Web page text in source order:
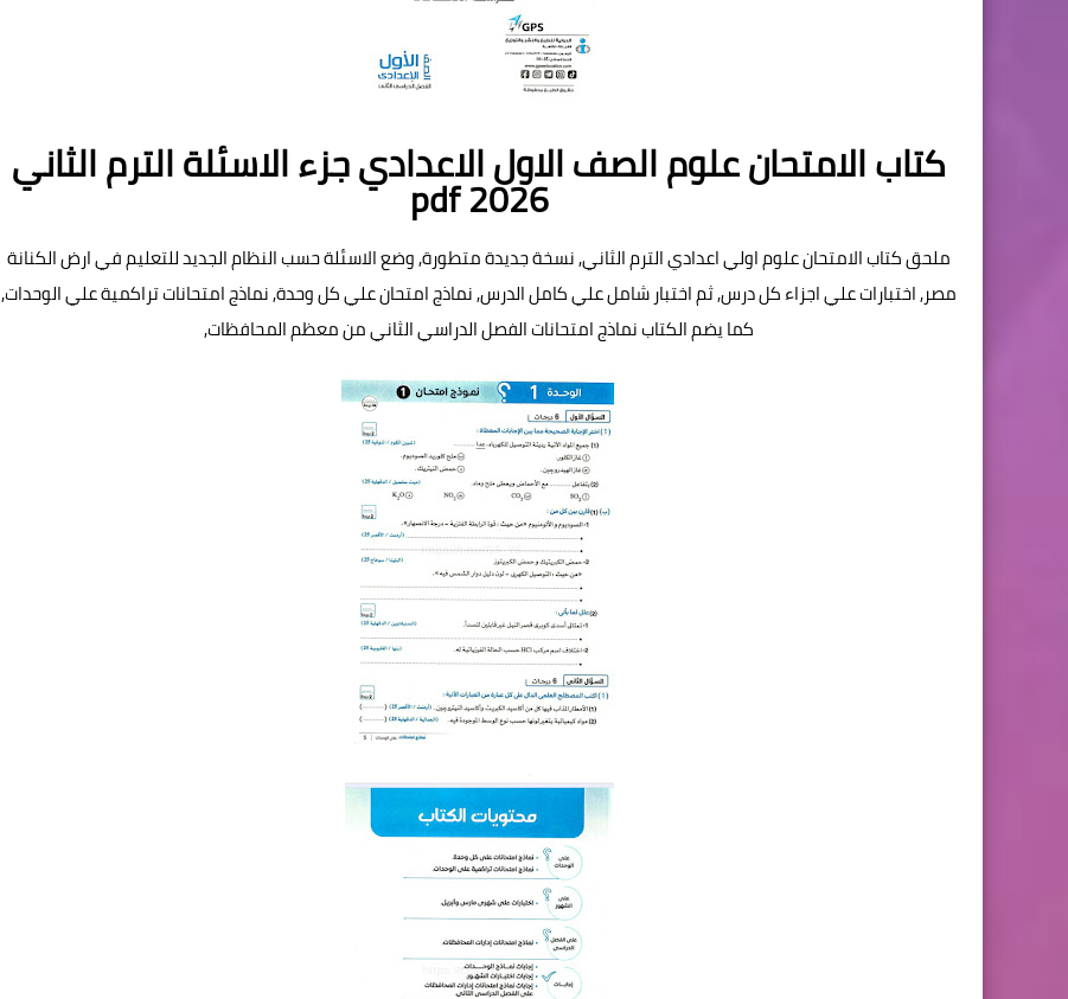
كتاب الامتحان علوم الصف الاول الاعدادي جزء الاسئلة الترم الثاني
pdf 2026
ملحق كتاب الامتحان علوم اولي اعدادي الترم الثاني, نسخة جديدة متطورة, وضع الاسئلة حسب النظام الجديد للتعليم في ارض الكنانة
مصر, اختبارات علي اجزاء كل درس, ثم اختبار شامل علي كامل الدرس, نماذج امتحان علي كل وحدة, نماذج امتحانات تراكمية علي الوحدات,
كما يضم الكتاب نماذج امتحانات الفصل الدراسي الثاني من معظم المحافظات,